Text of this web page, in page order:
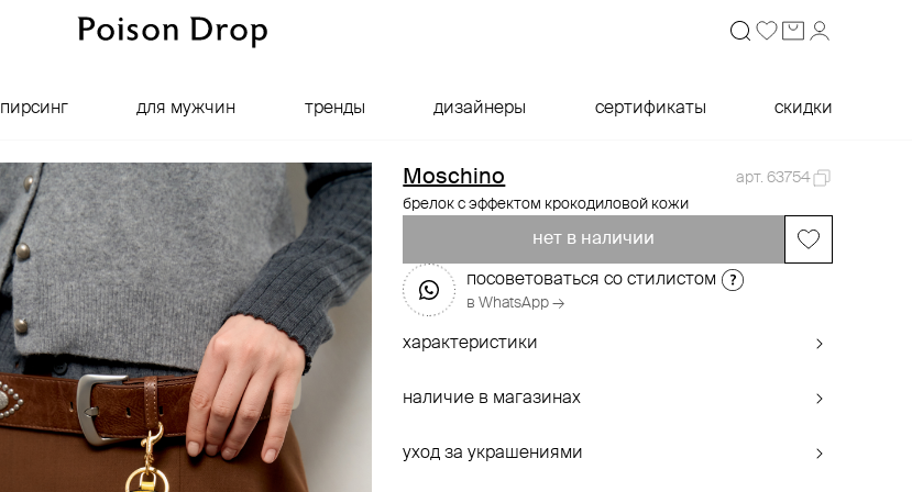
пирсинг для мужчин тренды дизайнеры сертификаты скидки
Moschino
арт. 63754
брелок с эффектом крокодиловой кожи
нет в наличии
посоветоваться со стилистом
в WhatsApp →
характеристики
наличие в магазинах
уход за украшениями